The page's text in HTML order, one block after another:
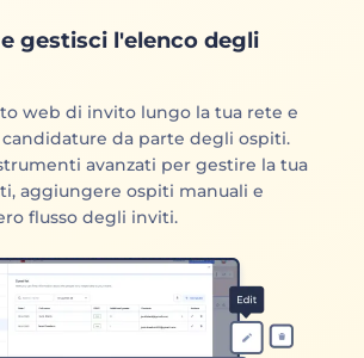
gestisci l'elenco degli
web di invito lungo la tua rete e
candidature da parte degli ospiti.
avanzati per gestire la tua
aggiungere ospiti manuali e
flusso degli inviti.